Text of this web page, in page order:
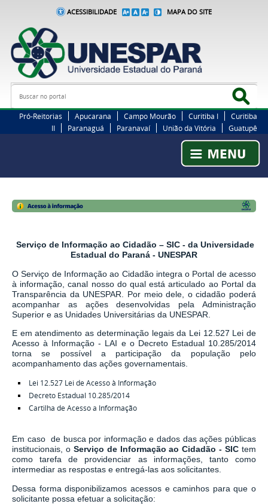
ACESSIBILIDADE MAPA DO SITE
Busca
Pró-Reitorias Apucarana Campo Mourão Curitiba I
Curitiba
II
Paranaguá Paranavaí União da Vitória Guatupê
Serviço de Informação ao Cidadão – SIC - da Universidade
Estadual do Paraná - UNESPAR
O Serviço de Informação ao Cidadão integra o Portal de acesso
à informação, canal nosso do qual está articulado ao Portal da
Transparência da UNESPAR. Por meio dele, o cidadão poderá
acompanhar as ações desenvolvidas pela Administração
Superior e as Unidades Universitárias da UNESPAR.
E em atendimento as determinação legaisda Lei 12.527 Lei de
Acesso à Informação - LAI e o Decreto Estadual 10.285/2014
torna se possível a participação da população pelo
acompanhamento das ações governamentais.
Lei 12.527 Lei de Acesso à Informação
Decreto Estadual 10.285/2014
Cartilha de Acesso a Informação
Em caso de busca por informação e dados das ações públicas
institucionais, o Serviço de Informação ao Cidadão - SICtem
como tarefa de
providenciar as informações, tanto como
intermediar as respostas e entregá-las aos solicitantes.
Dessa forma disponibilizamos acessos e caminhos para que o
solicitante possa efetuar a solicitação: